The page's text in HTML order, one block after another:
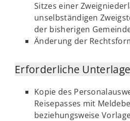
Sitzes einer
unselbständigen
der bisherigen
Änderung der
Erforderliche
Kopie des
Reisepasses mit
beziehungsweise